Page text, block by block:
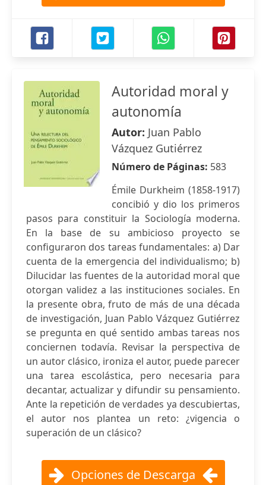
Autoridad moral y
autonomía
Autor: Juan Pablo
Vázquez Gutiérrez
Número de Páginas: 583
Émile Durkheim (1858-1917)
concibió y dio los primeros
pasos para constituir la Sociología moderna.
En la base de su ambicioso proyecto se
configuraron dos tareas fundamentales: a) Dar
cuenta de la emergencia del individualismo; b)
Dilucidar las fuentes de la autoridad moral que
otorgan validez a las instituciones sociales. En
la presente obra, fruto de más de una década
de investigación, Juan Pablo Vázquez Gutiérrez
se pregunta en qué sentido ambas tareas nos
conciernen todavía. Revisar la perspectiva de
un autor clásico, ironiza el autor, puede parecer
una tarea escolástica, pero necesaria para
decantar, actualizar y difundir su pensamiento.
Ante la repetición de verdades ya descubiertas,
el autor nos plantea un reto: ¿vigencia o
superación de un clásico?
Opciones de Descarga